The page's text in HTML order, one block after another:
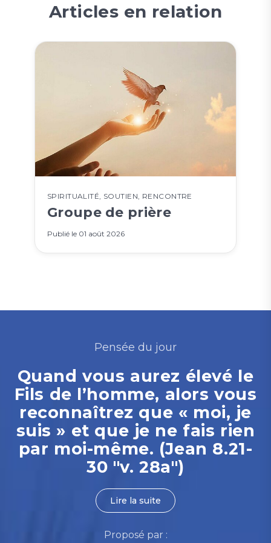
Articles en relation
SPIRITUALITÉ SOUTIEN RENCONTRE
Groupe de prière
Publié le 01 août 2026
Pensée du jour
Quand vous aurez élevé le
Fils de l’homme, alors vous
reconnaîtrez que « moi, je
suis » et que je ne fais rien
par moi-même. (Jean 8.21-
30 "v. 28a")
Lire la suite
Proposé par :